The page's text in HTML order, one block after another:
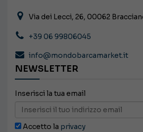
Via dei Lecci, 26, 00062
+39 06 99806045
info@mondobarcamarket.it
NEWSLETTER
Inserisci la tua email
Accetto la privacy